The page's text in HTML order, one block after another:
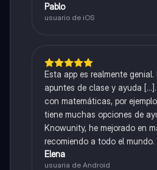
Pablo
usuario de iOS
Esta app es realmente
apuntes de clase y ayuda
con matemáticas, por
tiene muchas opciones de
Knowunity, he mejorado en
recomiendo a todo el mundo.
Elena
usuaria de Android